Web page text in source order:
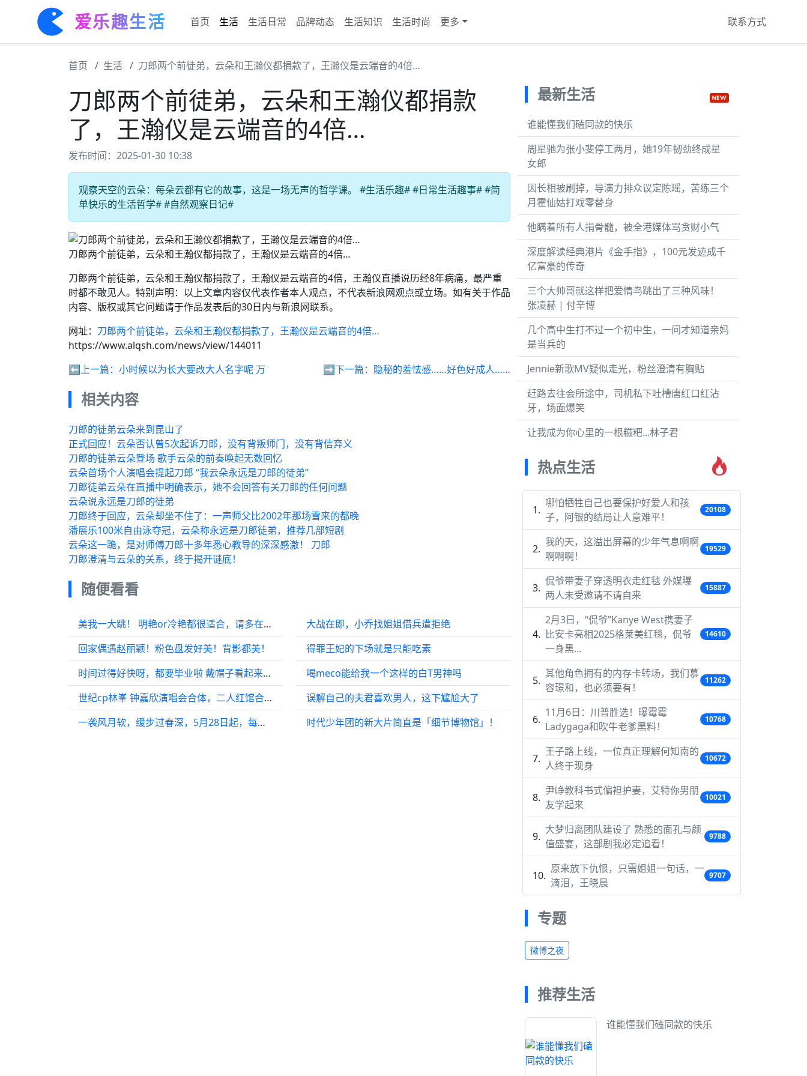
爱乐趣生活 首页 生活 生活日常 品牌动态 生活知识 生活时尚 更多 联系方式
首页 生活 刀郎两个前徒弟，云朵和王瀚仪都捐款了，王瀚仪是云端音的4倍…
刀郎两个前徒弟，云朵和王瀚仪都捐款
了，王瀚仪是云端音的4倍…
发布时间：2025-01-30 10:38
观察天空的云朵：每朵云都有它的故事，这是一场无声的哲学课。 #生活乐趣# #日常生活趣事# #简
单快乐的生活哲学# #自然观察日记#
刀郎两个前徒弟，云朵和王瀚仪都捐款了，王瀚仪是云端音的4倍…
刀郎两个前徒弟，云朵和王瀚仪都捐款了，王瀚仪是云端音的4倍，王瀚仪直播说历经8年病痛，最严重
时都不敢见人。特别声明：以上文章内容仅代表作者本人观点，不代表新浪网观点或立场。如有关于作品
内容、版权或其它问题请于作品发表后的30日内与新浪网联系。
网址： 刀郎两个前徒弟，云朵和王瀚仪都捐款了，王瀚仪是云端音的4倍…
https://www.alqsh.com/news/view/144011
⬅️上一篇： 小时候以为长大要改大人名字呢 万 ➡️下一篇： 隐秘的羞怯感……好色好成人……
相关内容
刀郎的徒弟云朵来到昆山了
正式回应！云朵否认曾5次起诉刀郎，没有背叛师门，没有背信弃义
刀郎的徒弟云朵登场 歌手云朵的前奏唤起无数回忆
云朵首场个人演唱会提起刀郎 “我云朵永远是刀郎的徒弟”
刀郎徒弟云朵在直播中明确表示，她不会回答有关刀郎的任何问题
云朵说永远是刀郎的徒弟
刀郎终于回应，云朵却坐不住了：一声师父比2002年那场雪来的都晚
潘展乐100米自由泳夺冠，云朵称永远是刀郎徒弟，推荐几部短剧
云朵这一跪，是对师傅刀郎十多年悉心教导的深深感激！ 刀郎
刀郎澄清与云朵的关系，终于揭开谜底！
随便看看
美我一大跳！ 明艳or冷艳都很适合，请多在舒适区当漂亮女明星！
回家偶遇赵丽颖！粉色盘发好美！背影都美！
时间过得好快呀，都要毕业啦 戴帽子看起来毛好顺好乖，恭喜毕业！
世纪cp林峯 钟嘉欣演唱会合体，二人红馆合唱《心领》
一袭风月软，缓步过春深，5月28日起，每晚19:30
大战在即，小乔找姐姐借兵遭拒绝
得罪王妃的下场就是只能吃素
喝meco能给我一个这样的白T男神吗
误解自己的夫君喜欢男人，这下尴尬大了
时代少年团的新大片简直是「细节博物馆」！
最新生活
谁能懂我们磕同款的快乐
周星驰为张小斐停工两月，她19年韧劲终成星
女郎
因长相被刷掉，导演力排众议定陈瑶，苦练三个
月霍仙姑打戏零替身
他瞒着所有人捐骨髓，被全港媒体骂贪财小气
深度解读经典港片《金手指》，100元发迹成千
亿富豪的传奇
三个大帅哥就这样把爱情鸟跳出了三种风味！
张凌赫 | 付辛博
几个高中生打不过一个初中生，一问才知道亲妈
是当兵的
Jennie新歌MV疑似走光，粉丝澄清有胸贴
赶路去往会所途中，司机私下吐槽唐红口红沾
牙，场面爆笑
让我成为你心里的一根糍粑...林子君
热点生活
哪怕牺牲自己也要保护好爱人和孩
子，阿银的结局让人意难平！
20108
我的天，这溢出屏幕的少年气息啊啊
啊啊啊！
19529
侃爷带妻子穿透明衣走红毯 外媒曝
两人未受邀请不请自来
15887
2月3日，“侃爷”Kanye West携妻子
比安卡亮相2025格莱美红毯，侃爷
一身黑…
14610
其他角色拥有的内存卡转场，我们慕
容璟和，也必须要有！
11262
11月6日：川普胜选！曝霉霉
Ladygaga和吹牛老爹黑料！
10768
王子路上线，一位真正理解何知南的
人终于现身
10672
尹峥教科书式偏袒护妻，艾特你男朋
友学起来
10021
大梦归离团队建设了 熟悉的面孔与颜
值盛宴，这部剧我必定追看！
9788
原来放下仇恨，只需姐姐一句话，一
滴泪，王晓晨
9707
专题
微博之夜
推荐生活
谁能懂我们磕同款的快乐